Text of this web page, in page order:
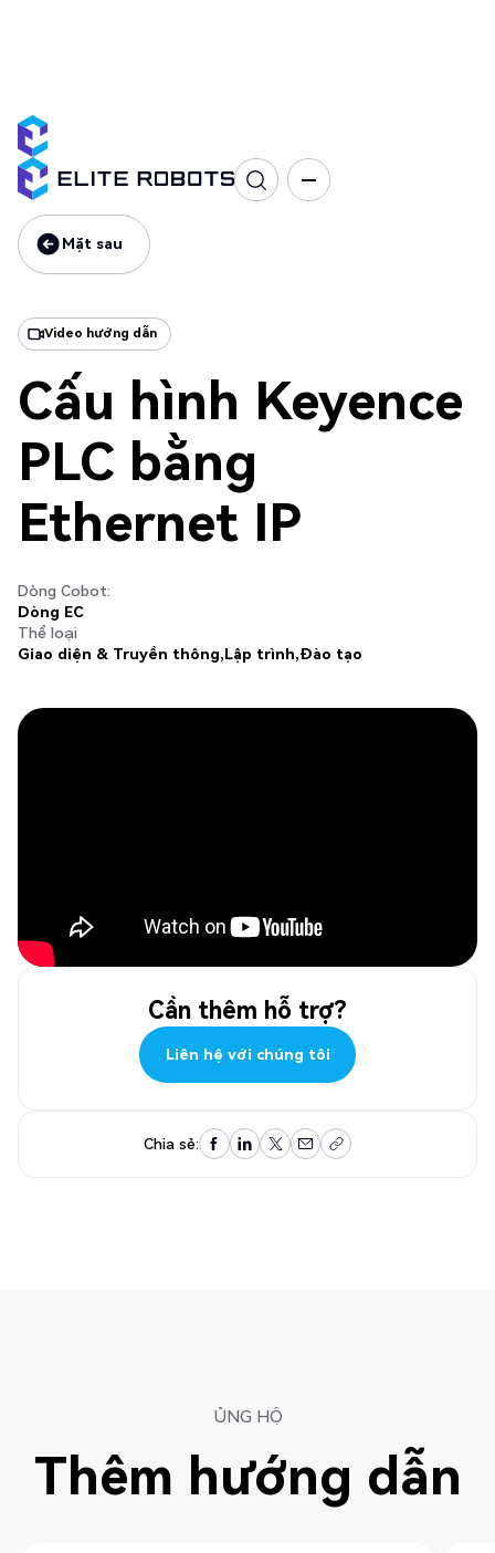
Mặt sau
Mặt sau
Video hướng dẫn
Cấu hình Keyence
PLC bằng
Ethernet IP
Dòng Cobot:
Dòng EC
Thể loại
Giao diện & Truyền thông Lập trình Đào tạo
Cần thêm hỗ trợ?
Liên hệ với chúng tôi
Liên hệ với chúng tôi
Chia sẻ:
ỦNG HỘ
Thêm hướng dẫn